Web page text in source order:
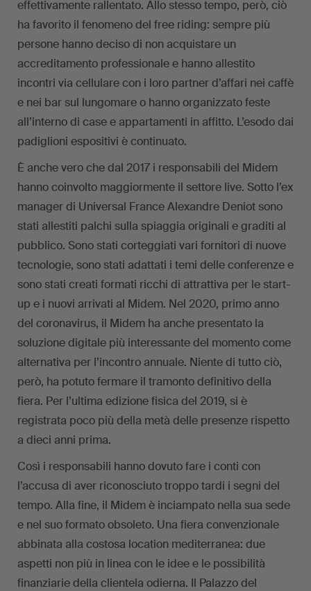
effettivamente rallentato. Allo stesso tempo, però, ciò
ha favorito il fenomeno del free riding: sempre più
persone hanno deciso di non acquistare un
accreditamento professionale e hanno allestito
incontri via cellulare con i loro partner d’affari nei caffè
e nei bar sul lungomare o hanno organizzato feste
all’interno di case e appartamenti in affitto. L’esodo dai
padiglioni espositivi è continuato.
È anche vero che dal 2017 i responsabili del Midem
hanno coinvolto maggiormente il settore live. Sotto l’ex
manager di Universal France Alexandre Deniot sono
stati allestiti palchi sulla spiaggia originali e graditi al
pubblico. Sono stati corteggiati vari fornitori di nuove
tecnologie, sono stati adattati i temi delle conferenze e
sono stati creati formati ricchi di attrattiva per le start-
up e i nuovi arrivati al Midem. Nel 2020, primo anno
del coronavirus, il Midem ha anche presentato la
soluzione digitale più interessante del momento come
alternativa per l’incontro annuale. Niente di tutto ciò,
però, ha potuto fermare il tramonto definitivo della
fiera. Per l’ultima edizione fisica del 2019, si è
registrata poco più della metà delle presenze rispetto
a dieci anni prima.
Così i responsabili hanno dovuto fare i conti con
l’accusa di aver riconosciuto troppo tardi i segni del
tempo. Alla fine, il Midem è inciampato nella sua sede
e nel suo formato obsoleto. Una fiera convenzionale
abbinata alla costosa location mediterranea: due
aspetti non più in linea con le idee e le possibilità
finanziarie della clientela odierna. Il Palazzo del